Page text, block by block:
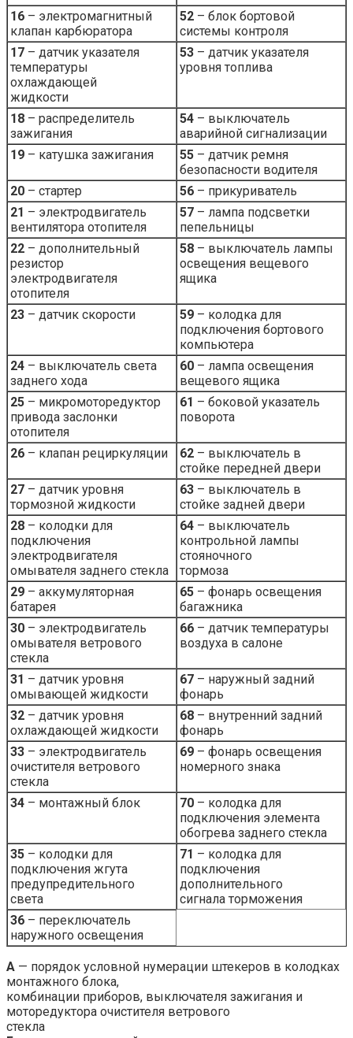
16 – электромагнитный
клапан карбюратора
52 – блок бортовой
системы контроля
17 – датчик указателя
температуры
охлаждающей
жидкости
53 – датчик указателя
уровня топлива
18 – распределитель
зажигания
54 – выключатель
аварийной сигнализации
19 – катушка зажигания 55 – датчик ремня
безопасности водителя
20 – стартер 56 – прикуриватель
21 – электродвигатель
вентилятора отопителя
57 – лампа подсветки
пепельницы
22 – дополнительный
резистор
электродвигателя
отопителя
58 – выключатель лампы
освещения вещевого
ящика
23 – датчик скорости 59 – колодка для
подключения бортового
компьютера
24 – выключатель света
заднего хода
60 – лампа освещения
вещевого ящика
25 – микромоторедуктор
привода заслонки
отопителя
61 – боковой указатель
поворота
26 – клапан рециркуляции 62 – выключатель в
стойке передней двери
27 – датчик уровня
тормозной жидкости
63 – выключатель в
стойке задней двери
28 – колодки для
подключения
электродвигателя
омывателя заднего стекла
64 – выключатель
контрольной лампы
стояночного
тормоза
29 – аккумуляторная
батарея
65 – фонарь освещения
багажника
30 – электродвигатель
омывателя ветрового
стекла
66 – датчик температуры
воздуха в салоне
31 – датчик уровня
омывающей жидкости
67 – наружный задний
фонарь
32 – датчик уровня
охлаждающей жидкости
68 – внутренний задний
фонарь
33 – электродвигатель
очистителя ветрового
стекла
69 – фонарь освещения
номерного знака
34 – монтажный блок 70 – колодка для
подключения элемента
обогрева заднего стекла
35 – колодки для
подключения жгута
предупредительного
света
71 – колодка для
подключения
дополнительного
сигнала торможения
36 – переключатель
наружного освещения
А — порядок условной нумерации штекеров в колодках
монтажного блока,
комбинации приборов, выключателя зажигания и
моторедуктора очистителя ветрового
стекла